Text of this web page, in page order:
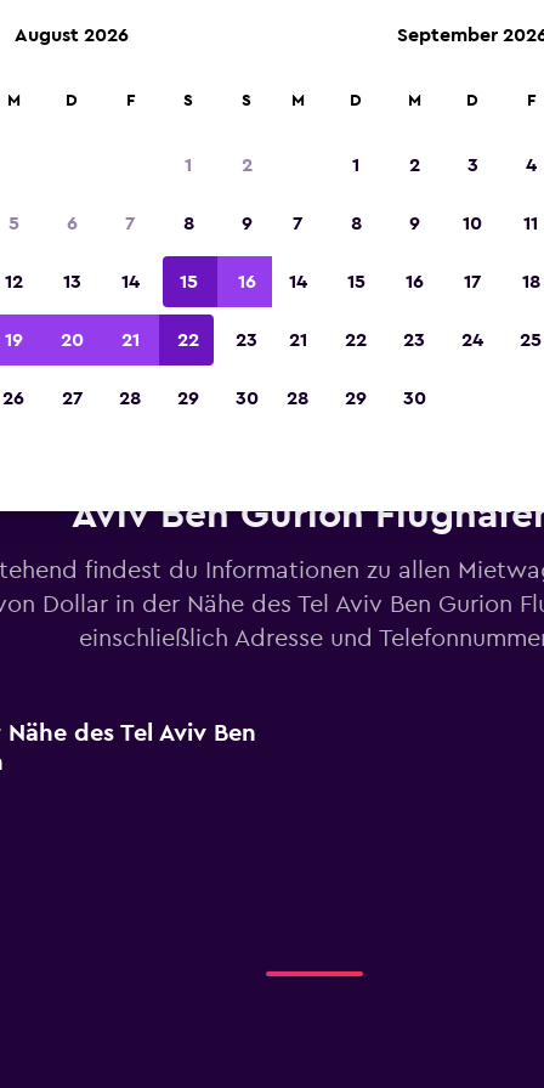
Sieger 2023 gekürt
Aviv Ben Gurion
findest du Informationen zu allen
Dollar in der Nähe des Tel Aviv Ben Gurion
einschließlich Adresse und
des Tel Aviv Ben
August 2026
M D F S S
1 2
5 6 7 8 9
12 13 14 15 16
19 20 21 22 23
26 27 28 29 30
September
M D M D F
1 2 3 4
7 8 9 10 11
14 15 16 17 18
21 22 23 24 25
28 29 30